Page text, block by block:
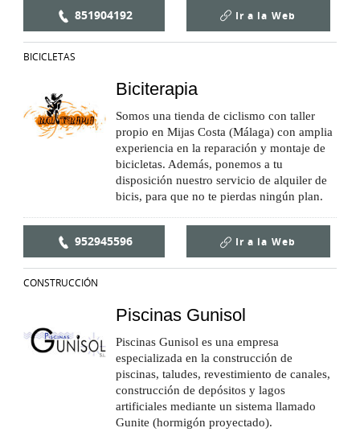
851904192 Ir a la Web
BICICLETAS
Biciterapia
Somos una tienda de ciclismo con taller
propio en Mijas Costa (Málaga) con amplia
experiencia en la reparación y montaje de
bicicletas. Además, ponemos a tu
disposición nuestro servicio de alquiler de
bicis, para que no te pierdas ningún plan.
952945596 Ir a la Web
CONSTRUCCIÓN
Piscinas Gunisol
Piscinas Gunisol es una empresa
especializada en la construcción de
piscinas, taludes, revestimiento de canales,
construcción de depósitos y lagos
artificiales mediante un sistema llamado
Gunite (hormigón proyectado).